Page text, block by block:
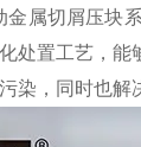
属切屑压块
处置工艺，
染，同时也解